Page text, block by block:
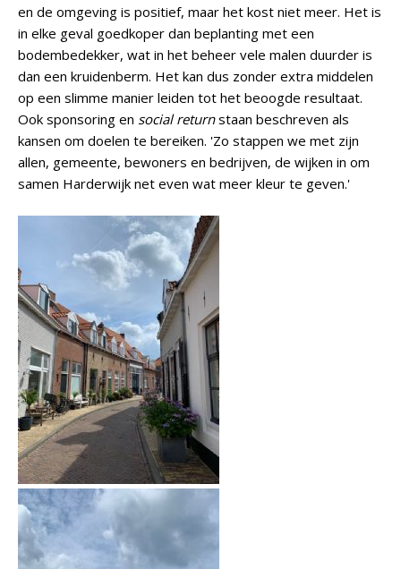
en de omgeving is positief, maar het kost niet meer. Het is
in elke geval goedkoper dan beplanting met een
bodembedekker, wat in het beheer vele malen duurder is
dan een kruidenberm. Het kan dus zonder extra middelen
op een slimme manier leiden tot het beoogde resultaat.
Ook sponsoring en social returnstaan beschreven als
kansen om doelen te bereiken. 'Zo stappen we met zijn
allen, gemeente, bewoners en bedrijven, de wijken in om
samen Harderwijk net even wat meer kleur te geven.'